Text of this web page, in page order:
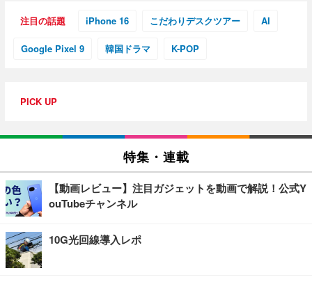
注目の話題 iPhone 16 こだわりデスクツアー AI
Google Pixel 9 韓国ドラマ K-POP
PICK UP
特集・連載
【動画レビュー】注目ガジェットを動画で解説！公式Y
ouTubeチャンネル
10G光回線導入レポ